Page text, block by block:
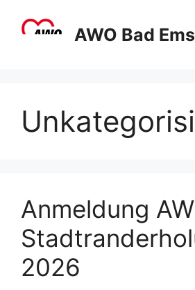
Inhalt
AWO Bad Ems
Anmeldung
2026